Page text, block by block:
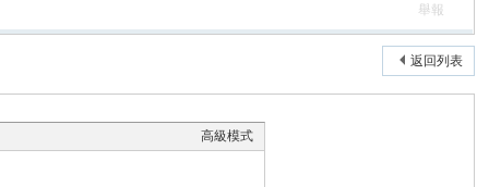
舉報
返回列表
高級模式